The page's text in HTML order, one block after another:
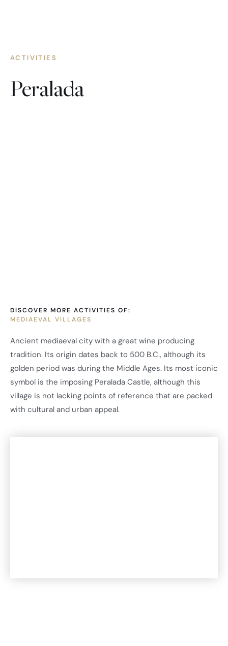
ACTIVITIES
Peralada
DISCOVER MORE ACTIVITIES OF:
MEDIAEVAL VILLAGES
Ancient mediaeval city with a great wine producing
tradition. Its origin dates back to 500 B.C., although its
golden period was during the Middle Ages. Its most iconic
symbol is the imposing Peralada Castle, although this
village is not lacking points of reference that are packed
with cultural and urban appeal.